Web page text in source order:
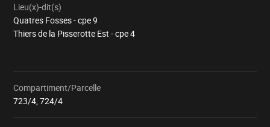
Lieu(x)-dit(s)
Quatres Fosses - cpe 9
Thiers de la Pisserotte Est - cpe 4
Compartiment/Parcelle
723/4, 724/4
Chargement